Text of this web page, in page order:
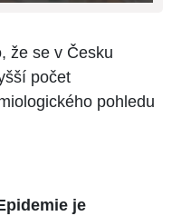
že se v Česku
počet
pohledu
je